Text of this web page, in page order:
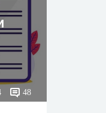
48